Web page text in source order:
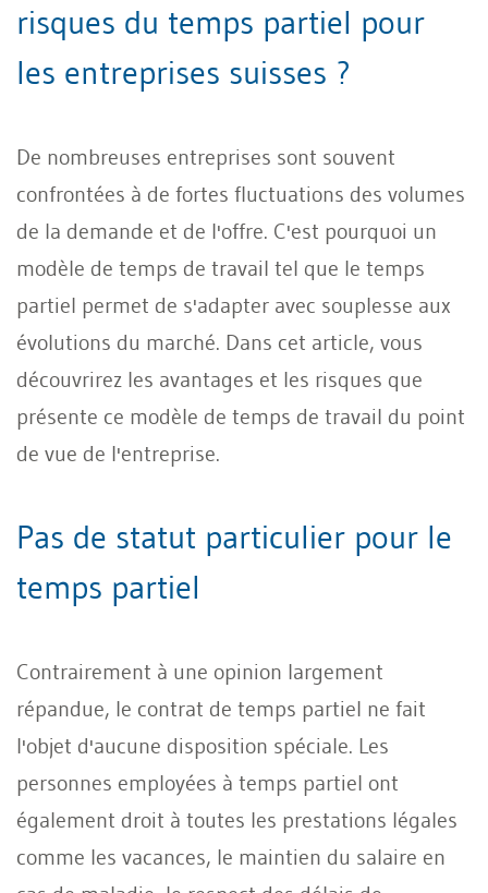
risques du temps partiel pour
les entreprises suisses ?
De nombreuses entreprises sont souvent
confrontées à de fortes fluctuations des volumes
de la demande et de l'offre. C'est pourquoi un
modèle de temps de travail tel que le temps
partiel permet de s'adapter avec souplesse aux
évolutions du marché. Dans cet article, vous
découvrirez les avantages et les risques que
présente ce modèle de temps de travail du point
de vue de l'entreprise.
Pas de statut particulier pour le
temps partiel
Contrairement à une opinion largement
répandue, le contrat de temps partiel ne fait
l'objet d'aucune disposition spéciale. Les
personnes employées à temps partiel ont
également droit à toutes les prestations légales
comme les vacances, le maintien du salaire en